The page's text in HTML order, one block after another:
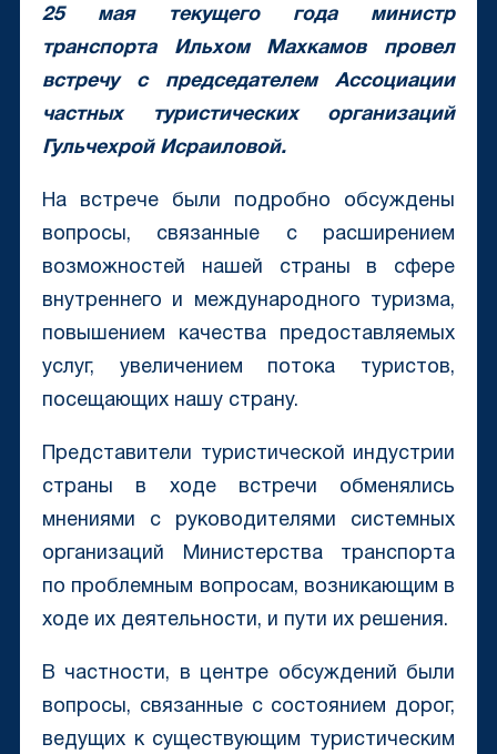
25 мая текущего года министр
транспорта Ильхом Махкамов провел
встречу с председателем Ассоциации
частных туристических организаций
Гульчехрой Исраиловой.
На встрече были подробно обсуждены
вопросы, связанные с расширением
возможностей нашей страны в сфере
внутреннего и международного туризма,
повышением качества предоставляемых
услуг, увеличением потока туристов,
посещающих нашу страну.
Представители туристической индустрии
страны в ходе встречи обменялись
мнениями с руководителями системных
организаций Министерства транспорта
по проблемным вопросам, возникающим в
ходе их деятельности, и пути их решения.
В частности, в центре обсуждений были
вопросы, связанные с состоянием дорог,
ведущих к существующим туристическим